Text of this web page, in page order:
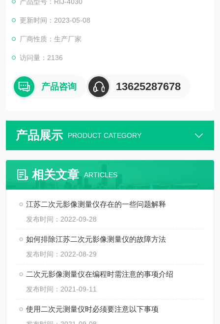
低，通常，只要在使用时稍加注意，仪器不挪动和不被碰撞，基
本上不需要维护，只要每年进行一至两次的校准即可，维护成本
更新时间：2023-05-08
厂商性质：生产厂家
访问量：2136
产品咨询 13625287678
产品展示 PRODUCT CATEGORY
相关文章 ARTICLES
江苏二次元影像测量仪存在的一些问题解释
发布时间：2022-09-28
如何排除江苏二次元影像测量仪的故障方法
发布时间：2022-08-29
二次元影像测量仪在编程时需注意的事项介绍
发布时间：2021-09-11
使用二次元测量仪时必须要注意以下事项